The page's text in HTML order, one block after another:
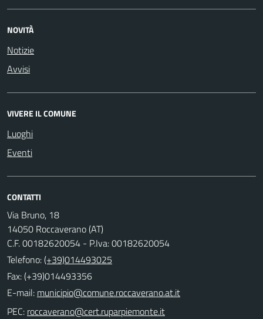
NOVITÀ
Notizie
Avvisi
VIVERE IL COMUNE
Luoghi
Eventi
CONTATTI
Via Bruno, 18
14050 Roccaverano (AT)
C.F. 00182620054 - P.Iva: 00182620054
Telefono:(+39)014493025
Fax: (+39)014493356
E-mail:
PEC: